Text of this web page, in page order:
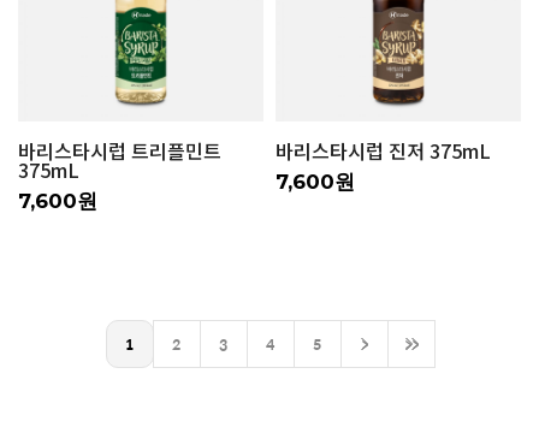
바리스타시럽 트리플민트
375mL
7,600원
바리스타시럽 진저 375mL
7,600원
1 2 3 4 5 > >>